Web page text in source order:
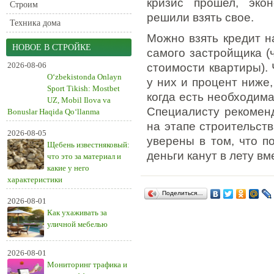
Строим
Техника дома
НОВОЕ В СТРОЙКЕ
2026-08-06
O‘zbekistonda Onlayn
Sport Tikish: Mostbet
UZ, Mobil Ilova va
Bonuslar Haqida Qo‘llanma
2026-08-05
Щебень известняковый:
что это за материал и
какие у него
характеристики
2026-08-01
Как ухаживать за
уличной мебелью
2026-08-01
Мониторинг трафика и
кризис прошел,
решили взять свое.
Можно взять кредит
самого застройщика
стоимости
у них и процент
когда есть
Специалисту
на этапе
уверены в том, что
деньги канут в лету
Поделиться…